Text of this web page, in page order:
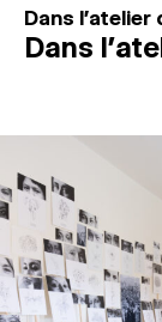
Dans l'atelier
Dans